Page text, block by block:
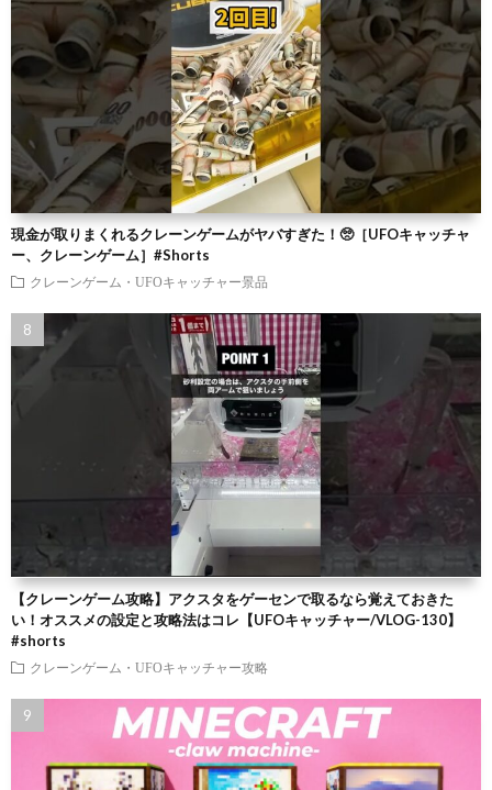
現金が取りまくれるクレーンゲームがヤバすぎた！🥺［UFOキャッチャ
ー、クレーンゲーム］#Shorts
クレーンゲーム・UFOキャッチャー景品
【クレーンゲーム攻略】アクスタをゲーセンで取るなら覚えておきた
い！オススメの設定と攻略法はコレ【UFOキャッチャー/VLOG-130】
#shorts
クレーンゲーム・UFOキャッチャー攻略